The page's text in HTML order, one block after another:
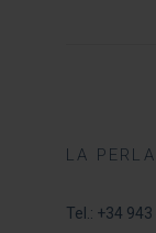
LA PERLA
Tel.: +34 943